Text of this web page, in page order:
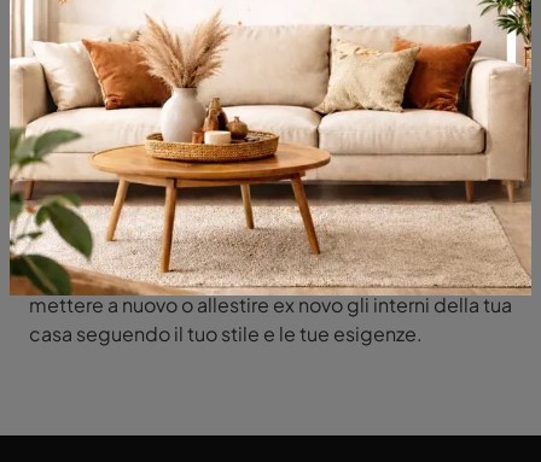
l'innovazione, siamo il luogo ideale per te. Ti
aspettiamo con molti spunti, novità e composizioni
dei migliori brand, tra cui potrai vedere diverse
soluzioniin cuoio. Al fine di accontentare laclientela
in tutti gli aspetti, diamo l'occasione di fruire di
supporto nell'arredo e nella fase post vendita.
Selezioniamo le più esclusive composizioni in
commercio, arricchite da dettagli che prendono
forma dalla nostra pluriennale competenza e
dedizione nel settore. In negozio sarà agevole
mettere a nuovo o allestire ex novo gli interni della tua
casa seguendo il tuo stile e le tue esigenze.